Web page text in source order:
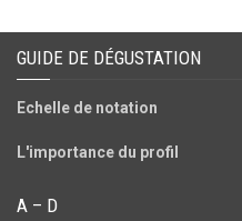
GUIDE DE DÉGUSTATION
Echelle de notation
L'importance du profil
A – D